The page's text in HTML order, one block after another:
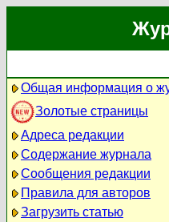
Общая информация о
Золотые страницы
Адреса редакции
Содержание журнала
Сообщения редакции
Правила для авторов
Загрузить статью